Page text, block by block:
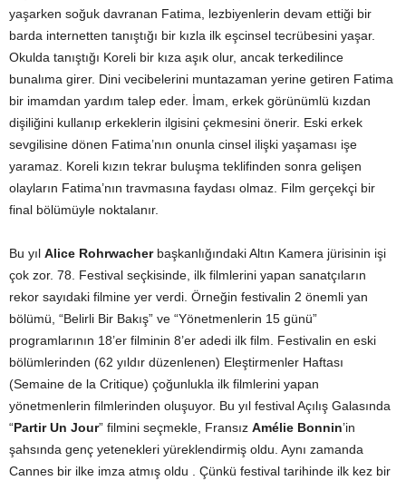
yaşarken soğuk davranan Fatima, lezbiyenlerin devam ettiği bir
barda internetten tanıştığı bir kızla ilk eşcinsel tecrübesini yaşar.
Okulda tanıştığı Koreli bir kıza aşık olur, ancak terkedilince
bunalıma girer. Dini vecibelerini muntazaman yerine getiren Fatima
bir imamdan yardım talep eder. İmam, erkek görünümlü kızdan
dişiliğini kullanıp erkeklerin ilgisini çekmesini önerir. Eski erkek
sevgilisine dönen Fatima’nın onunla cinsel ilişki yaşaması işe
yaramaz. Koreli kızın tekrar buluşma teklifinden sonra gelişen
olayların Fatima’nın travmasına faydası olmaz. Film gerçekçi bir
final bölümüyle noktalanır.
Bu yıl Alice Rohrwacherbaşkanlığındaki Altın Kamera jürisinin işi
çok zor. 78. Festival seçkisinde, ilk filmlerini yapan sanatçıların
rekor sayıdaki filmine yer verdi. Örneğin festivalin 2 önemli yan
bölümü, “Belirli Bir Bakış” ve “Yönetmenlerin 15 günü”
programlarının 18’er filminin 8’er adedi ilk film. Festivalin en eski
bölümlerinden (62 yıldır düzenlenen) Eleştirmenler Haftası
(Semaine de la Critique) çoğunlukla ilk filmlerini yapan
yönetmenlerin filmlerinden oluşuyor. Bu yıl festival Açılış Galasında
“Partir Un Jour” filmini seçmekle, Fransız Amélie Bonnin’in
şahsında genç yetenekleri yüreklendirmiş oldu. Aynı zamanda
Cannes bir ilke imza atmış oldu . Çünkü festival tarihinde ilk kez bir